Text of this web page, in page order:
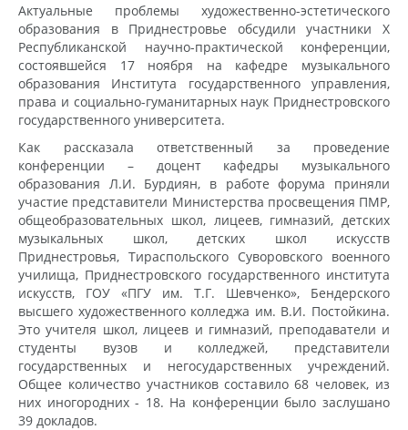
Актуальные проблемы художественно-эстетического
образования в Приднестровье обсудили участники X
Республиканской научно-практической конференции,
состоявшейся 17 ноября на кафедре музыкального
образования Института государственного управления,
права и социально-гуманитарных наук Приднестровского
государственного университета.
Как рассказала ответственный за проведение
конференции – доцент кафедры музыкального
образования Л.И. Бурдиян, в работе форума приняли
участие представители Министерства просвещения ПМР,
общеобразовательных школ, лицеев, гимназий, детских
музыкальных школ, детских школ искусств
Приднестровья, Тираспольского Суворовского военного
училища, Приднестровского государственного института
искусств, ГОУ «ПГУ им. Т.Г. Шевченко», Бендерского
высшего художественного колледжа им. В.И. Постойкина.
Это учителя школ, лицеев и гимназий, преподаватели и
студенты вузов и колледжей, представители
государственных и негосударственных учреждений.
Общее количество участников составило 68 человек, из
них иногородних - 18. На конференции было заслушано
39 докладов.